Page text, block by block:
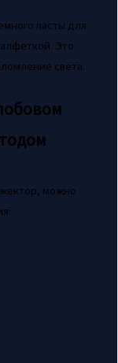
пасты для
Это
света.
можно